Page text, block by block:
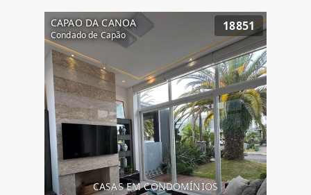
CAPAO DA CANOA
Condado de Capão
18851
CASAS EM CONDOMÍNIOS